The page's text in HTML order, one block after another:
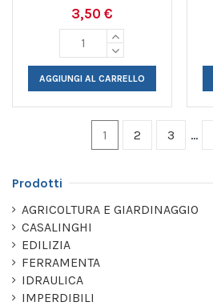
3,50 €
AGGIUNGI AL CARRELLO
1 2 3 …
Prodotti
AGRICOLTURA E GIARDINAGGIO
CASALINGHI
EDILIZIA
FERRAMENTA
IDRAULICA
IMPERDIBILI